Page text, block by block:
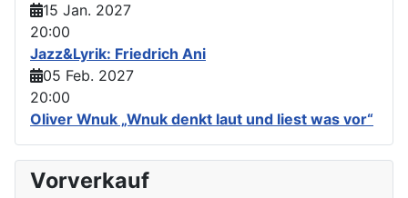
15 Jan. 2027
20:00
Jazz&Lyrik: Friedrich Ani
05 Feb. 2027
20:00
Oliver Wnuk „Wnuk denkt laut und liest was vor“
Vorverkauf